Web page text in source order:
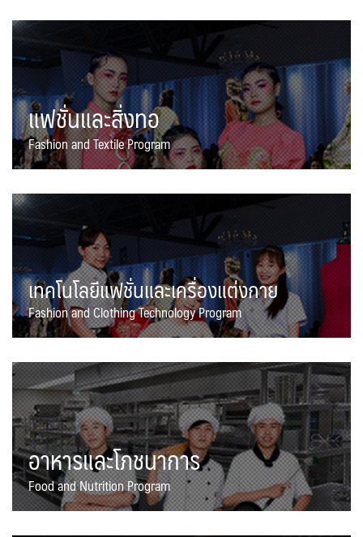
แฟชั่นและสิ่งทอ
Fashion and Textile Program
เทคโนโลยีแฟชั่นและเครื่องแต่งกาย
Fashion and Clothing Technology Program
อาหารและโภชนาการ
Food and Nutrition Program